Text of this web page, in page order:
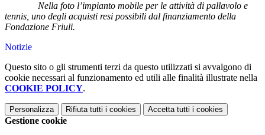
Nella foto l’impianto mobile per le attività di pallavolo e
tennis, uno degli acquisti resi possibili dal finanziamento della
Fondazione Friuli.
Notizie
Questo sito o gli strumenti terzi da questo utilizzati si avvalgono di
cookie necessari al funzionamento ed utili alle finalità illustrate nella
COOKIE POLICY.
Personalizza Rifiuta tutti i cookies Accetta tutti i cookies
Gestione cookie